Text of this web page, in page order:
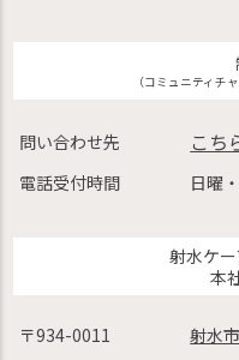
（コミュニティチ
問い合わせ先 こち
電話受付時間 日曜
射水ケ
本
〒934-0011
射水